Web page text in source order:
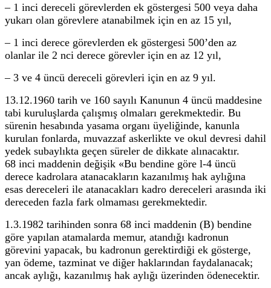
– 1 inci dereceli görevlerden ek göstergesi 500 veya daha
yukarı olan görevlere atanabilmek için en az 15 yıl,
– 1 inci derece görevlerden ek göstergesi 500’den az
olanlar ile 2 nci derece görevler için en az 12 yıl,
– 3 ve 4 üncü dereceli görevleri için en az 9 yıl.
13.12.1960 tarih ve 160 sayılı Kanunun 4 üncü maddesine
tabi kuruluşlarda çalışmış olmaları gerekmektedir. Bu
sürenin hesabında yasama organı üyeliğinde, kanunla
kurulan fonlarda, muvazzaf askerlikte ve okul devresi dahil
yedek subaylıkta geçen süreler de dikkate alınacaktır.
68 inci maddenin değişik «Bu bendine göre l-4 üncü
derece kadrolara atanacakların kazanılmış hak aylığına
esas dereceleri ile atanacakları kadro dereceleri arasında iki
dereceden fazla fark olmaması gerekmektedir.
1.3.1982 tarihinden sonra 68 inci maddenin (B) bendine
göre yapılan atamalarda memur, atandığı kadronun
görevini yapacak, bu kadronun gerektirdiği ek gösterge,
yan ödeme, tazminat ve diğer haklarından faydalanacak;
ancak aylığı, kazanılmış hak aylığı üzerinden ödenecektir.